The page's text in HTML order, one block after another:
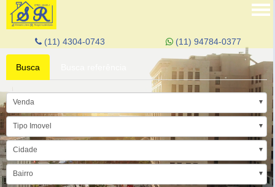
(11) 4304-0743 (11) 94784-0377
Busca
Venda
Tipo Imovel
Cidade
Bairro